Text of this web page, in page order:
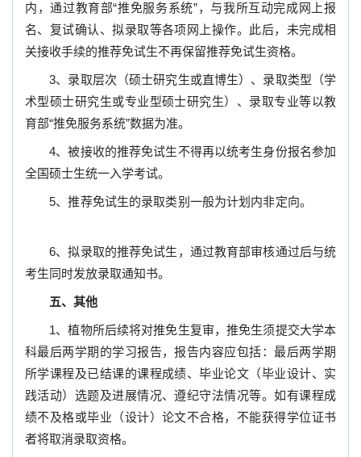
内，通过教育部“推免服务系统”，与我所互动完成网上报
名、复试确认、拟录取等各项网上操作。此后，未完成相
关接收手续的推荐免试生不再保留推荐免试生资格。
3、录取层次（硕士研究生或直博生）、录取类型（学
术型硕士研究生或专业型硕士研究生）、录取专业等以教
育部“推免服务系统”数据为准。
4、被接收的推荐免试生不得再以统考生身份报名参加
全国硕士生统一入学考试。
5、推荐免试生的录取类别一般为计划内非定向。
6、拟录取的推荐免试生，通过教育部审核通过后与统
考生同时发放录取通知书。
五、其他
1、植物所后续将对推免生复审，推免生须提交大学本
科最后两学期的学习报告，报告内容应包括：最后两学期
所学课程及已结课的课程成绩、毕业论文（毕业设计、实
践活动）选题及进展情况、遵纪守法情况等。如有课程成
绩不及格或毕业（设计）论文不合格，不能获得学位证书
者将取消录取资格。